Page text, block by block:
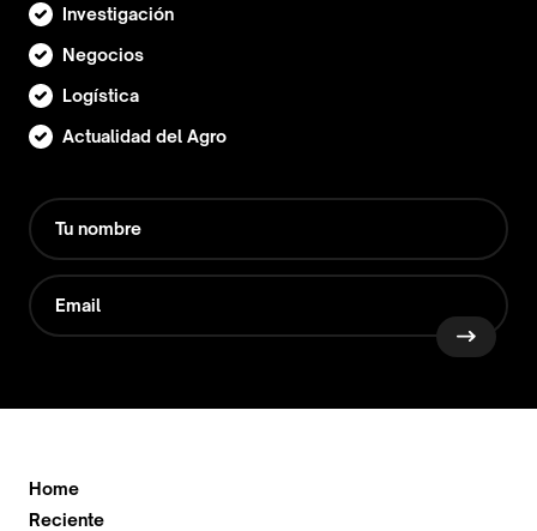
Investigación
Negocios
Logística
Actualidad del Agro
Home
Reciente